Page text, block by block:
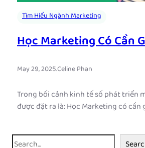
Tìm Hiểu Ngành Marketing
Học Marketing Có Cần
May 29, 2025.Celine Phan
Trong bối cảnh kinh tế số phát triển
được đặt ra là: Học Marketing có
S